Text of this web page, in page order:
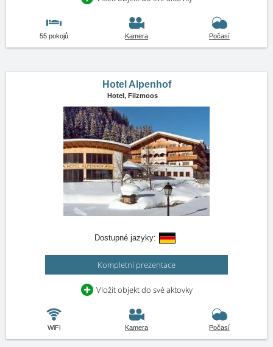
55 pokojů Kamera Počasí
Hotel Alpenhof
Hotel, Filzmoos
Dostupné jazyky:
Kompletní prezentace
Vložit objekt do své aktovky
WiFi Kamera Počasí